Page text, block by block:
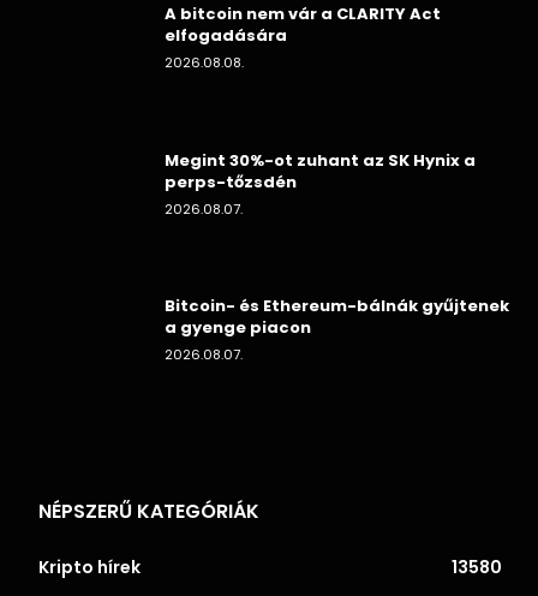
A bitcoin nem vár a CLARITY Act
elfogadására
2026.08.08.
Megint 30%-ot zuhant az SK Hynix a
perps-tőzsdén
2026.08.07.
Bitcoin- és Ethereum-bálnák gyűjtenek
a gyenge piacon
2026.08.07.
NÉPSZERŰ KATEGÓRIÁK
Kripto hírek
13580